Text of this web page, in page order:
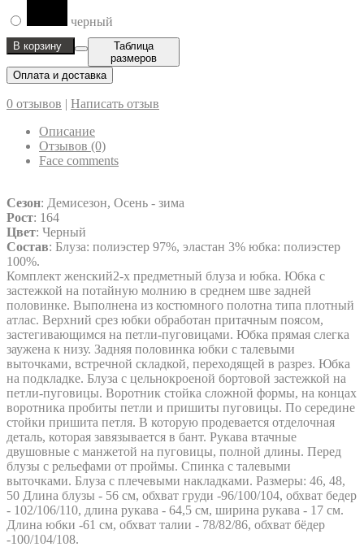
черный
В корзину
Таблица
размеров
Оплата и доставка
0 отзывов | Написать отзыв
Описание
Отзывов (0)
Face comments
Сезон: Демисезон, Осень - зима
Рост: 164
Цвет: Черный
Состав: Блуза: полиэстер 97%, эластан 3% юбка: полиэстер
100%.
Комплект женский2-х предметный блуза и юбка. Юбка с
застежкой на потайную молнию в среднем шве задней
половинке. Выполнена из костюмного полотна типа плотный
атлас. Верхний срез юбки обработан притачным поясом,
застегивающимся на петли-пуговицами. Юбка прямая слегка
заужена к низу. Задняя половинка юбки с талевыми
выточками, встречной складкой, переходящей в разрез. Юбка
на подкладке. Блуза с цельнокроеной бортовой застежкой на
петли-пуговицы. Воротник стойка сложной формы, на концах
воротника пробиты петли и пришиты пуговицы. По середине
стойки пришита петля. В которую продевается отделочная
деталь, которая завязывается в бант. Рукава втачные
двушовные с манжетой на пуговицы, полной длины. Перед
блузы с рельефами от проймы. Спинка с талевыми
выточками. Блуза с плечевыми накладками. Размеры: 46, 48,
50 Длина блузы - 56 см, обхват груди -96/100/104, обхват бедер
- 102/106/110, длина рукава - 64,5 см, ширина рукава - 17 см.
Длина юбки -61 см, обхват талии - 78/82/86, обхват бёдер
-100/104/108.